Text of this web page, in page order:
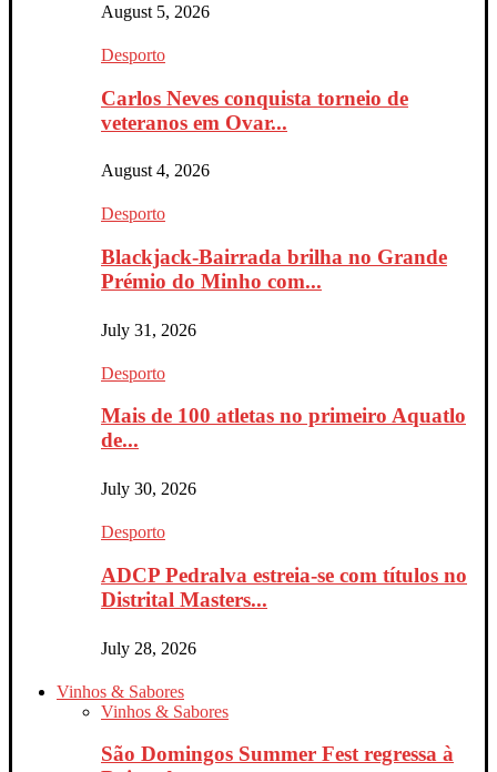
August 5, 2026
Desporto
Carlos Neves conquista torneio de
veteranos em Ovar...
August 4, 2026
Desporto
Blackjack-Bairrada brilha no Grande
Prémio do Minho com...
July 31, 2026
Desporto
Mais de 100 atletas no primeiro Aquatlo
de...
July 30, 2026
Desporto
ADCP Pedralva estreia-se com títulos no
Distrital Masters...
July 28, 2026
Vinhos & Sabores
Vinhos & Sabores
São Domingos Summer Fest regressa à